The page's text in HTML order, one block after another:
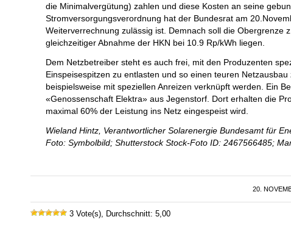
die Minimalvergütung) zahlen und diese Kosten an seine
Stromversorgungsverordnung hat der Bundesrat am
Weiterverrechnung zulässig ist. Demnach soll die Obergrenze
gleichzeitiger Abnahme der HKN bei 10.9 Rp/kWh liegen.
Dem Netzbetreiber steht es auch frei, mit den Produzenten
Einspeisespitzen zu entlasten und so einen teuren
beispielsweise mit speziellen Anreizen verknüpft werden. Ein
«Genossenschaft Elektra» aus Jegenstorf. Dort erhalten die
maximal 60% der Leistung ins Netz eingespeist wird.
Wieland Hintz, Verantwortlicher Solarenergie Bundesamt für
Foto: Symbolbild; Shutterstock Stock-Foto ID: 2467566485;
20. /
3 Vote(s), Durchschnitt: 5,00